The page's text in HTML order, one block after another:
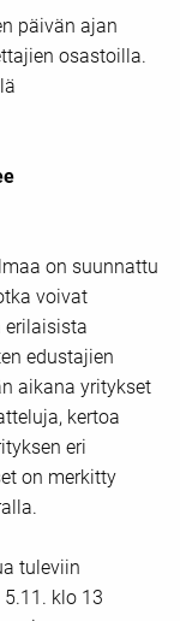
päivän ajan
osastoilla.
on suunnattu
voivat
erilaisista
edustajien
aikana yritykset
kertoa
eri
on merkitty
tuleviin
klo 13